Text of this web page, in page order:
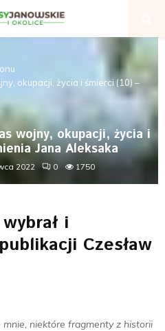
okupacji, życia i śmierci (10) –
wojny, okupacji, życia i
Jana Aleksaka
2022 0 1750
i
Czesław
niektóre fragmenty z historii